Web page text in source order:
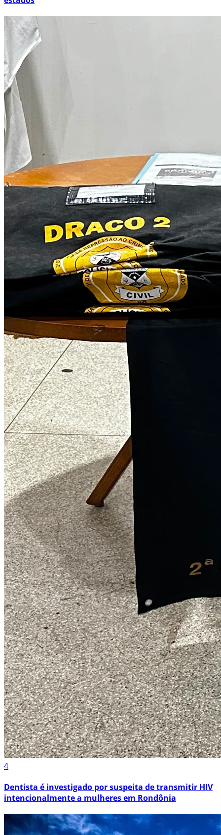
4
Dentista é investigado por suspeita de transmitir HIV
intencionalmente a mulheres em Rondônia